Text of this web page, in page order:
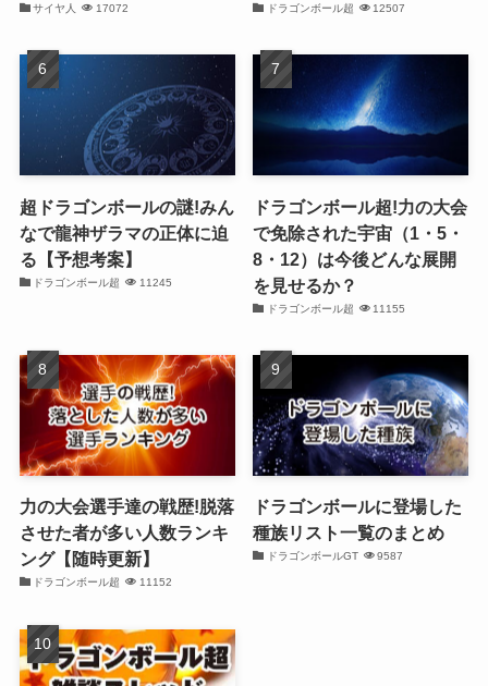
サイヤ人 17072 ドラゴンボール超 12507
超ドラゴンボールの謎!みん
なで龍神ザラマの正体に迫
る【予想考案】
ドラゴンボール超 11245
ドラゴンボール超!力の大会
で免除された宇宙（1・5・
8・12）は今後どんな展開
を見せるか？
ドラゴンボール超 11155
力の大会選手達の戦歴!脱落
させた者が多い人数ランキ
ング【随時更新】
ドラゴンボール超 11152
ドラゴンボールに登場した
種族リスト一覧のまとめ
ドラゴンボールGT 9587